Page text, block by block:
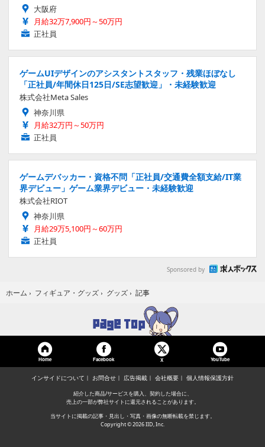
大阪府
月給32万7,900円～50万円
正社員
ゲームUIデザインのアシスタントスタッフ・残業ほぼなし
「正社員/年間休日125日/SE志望歓迎」・未経験歓迎
株式会社Meta Sales
神奈川県
月給32万円～50万円
正社員
ゲームデバッカー・資格不問「正社員/交通費全額支給/IT業
界デビュー」ゲーム業界デビュー・未経験歓迎
株式会社RIOT
神奈川県
月給29万5,100円～60万円
正社員
Sponsored by
ホーム › フィギュア・グッズ › グッズ › 記事
Home Facebook X YouTube
インサイドについて お問合せ 広告掲載 会社概要 個人情報保護方針
紹介した商品/サービスを購入、契約した場合に、
売上の一部が弊社サイトに還元されることがあります。
当サイトに掲載の記事・見出し・写真・画像の無断転載を禁じます。
Copyright © 2026 IID, Inc.